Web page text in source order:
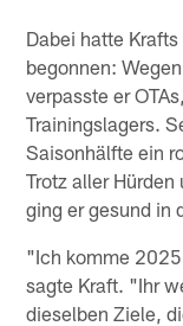
Dabei hatte
begonnen:
verpasste er
Trainingslagers.
Saisonhälfte ein
Trotz aller
ging er gesund in
"Ich komme 2025
sagte Kraft. "Ihr
dieselben Ziele,